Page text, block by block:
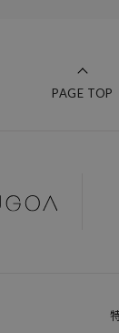
PAGE TOP